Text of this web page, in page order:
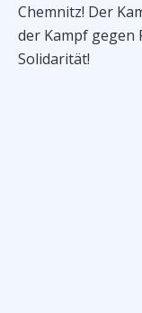
Chemnitz! Der
der Kampf gegen
Solidarität!